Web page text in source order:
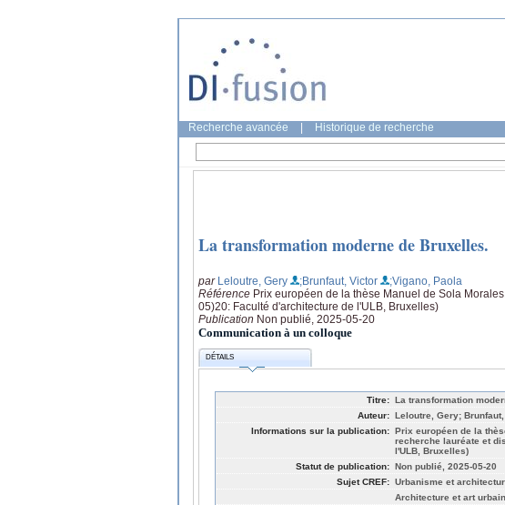
Recherche avancée Historique de recherche
La transformation moderne de Bruxelles.
par Leloutre, Gery ;Brunfaut, Victor
;Vigano, Paola
Référence Prix européen de la thèse Manuel de Sola
05)20: Faculté d'architecture de l'ULB, Bruxelles)
Publication Non publié, 2025-05-20
Communication à un colloque
DÉTAILS
Titre: La transformation
Auteur: Leloutre, Gery;
Informations sur la publication: Prix européen de la
recherche lauréate et
l'ULB, Bruxelles)
Statut de publication: Non publié, 2025-05-20
Sujet CREF: Urbanisme et
Architecture et art urbain